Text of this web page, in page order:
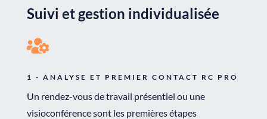
Suivi et gestion individualisée

1 - ANALYSE ET PREMIER CONTACT RC PRO
Un rendez-vous de travail présentiel ou une
visioconférence sont les premières étapes